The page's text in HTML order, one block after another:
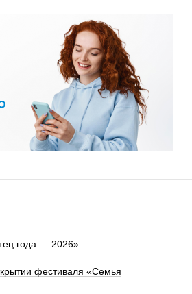
года — 2026»
фестиваля «Семья